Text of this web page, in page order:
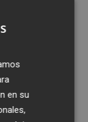
en su